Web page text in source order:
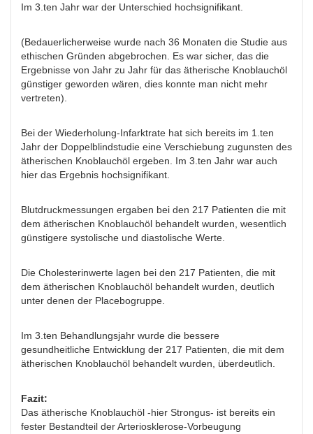
Im 3.ten Jahr war der Unterschied hochsignifikant.
(Bedauerlicherweise wurde nach 36 Monaten die Studie aus
ethischen Gründen abgebrochen. Es war sicher, das die
Ergebnisse von Jahr zu Jahr für das ätherische Knoblauchöl
günstiger geworden wären, dies konnte man nicht mehr
vertreten).
Bei der Wiederholung-Infarktrate hat sich bereits im 1.ten
Jahr der Doppelblindstudie eine Verschiebung zugunsten des
ätherischen Knoblauchöl ergeben. Im 3.ten Jahr war auch
hier das Ergebnis hochsignifikant.
Blutdruckmessungen ergaben bei den 217 Patienten die mit
dem ätherischen Knoblauchöl behandelt wurden, wesentlich
günstigere systolische und diastolische Werte.
Die Cholesterinwerte lagen bei den 217 Patienten, die mit
dem ätherischen Knoblauchöl behandelt wurden, deutlich
unter denen der Placebogruppe.
Im 3.ten Behandlungsjahr wurde die bessere
gesundheitliche Entwicklung der 217 Patienten, die mit dem
ätherischen Knoblauchöl behandelt wurden, überdeutlich.
Fazit:
Das ätherische Knoblauchöl -hier Strongus- ist bereits ein
fester Bestandteil der Arteriosklerose-Vorbeugung